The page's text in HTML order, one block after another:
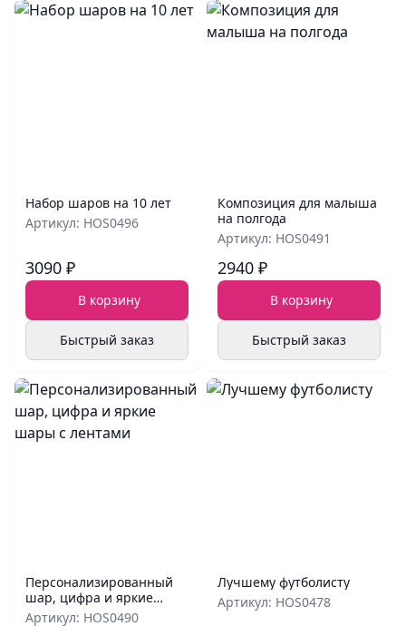
Набор шаров на 10 лет
Артикул: HOS0496
3090 ₽
В корзину
Быстрый заказ
Композиция для малыша
на полгода
Артикул: HOS0491
2940 ₽
В корзину
Быстрый заказ
Персонализированный
шар, цифра и яркие
шары с лентами
Артикул: HOS0490
Лучшему футболисту
Артикул: HOS0478